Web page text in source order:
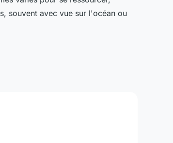
souvent avec vue sur l'océan ou